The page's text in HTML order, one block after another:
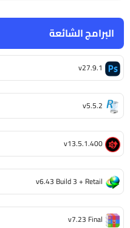
البرامج الشائعة
v27.9.1
v5.5.2
v13.5.1.400
v6.43 Build 3 + Retail
v7.23 Final